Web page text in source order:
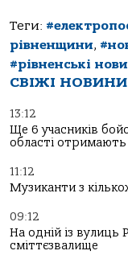
Теги:
рівненщини,
#рівненські
СВІЖІ НОВИНИ
13:12
Ще 6 учасників
області
11:12
Музиканти з
09:12
На одній із вулиць
сміттєзвалище